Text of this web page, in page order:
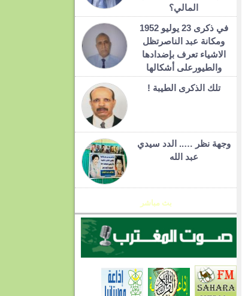
المالي؟
في ذكرى 23 يوليو 1952
ومكانة عبد الناصرتظل
الاشياء تعرف بإضدادها
والطيورعلى أشكالها
تلك الذكرى الطيبة !
وجهة نظر ….. الدد سيدي
عبد الله
بث مباشر